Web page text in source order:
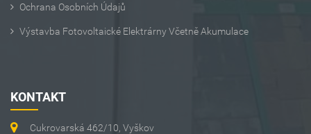
Ochrana Osobních Údajů
Výstavba Fotovoltaické Elektrárny Včetně Akumulace
KONTAKT
Cukrovarská 462/10, Vyškov